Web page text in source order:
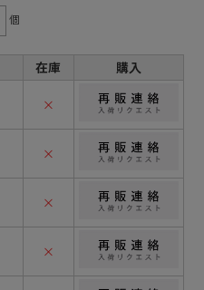
個
在庫 購入
×
×
×
×